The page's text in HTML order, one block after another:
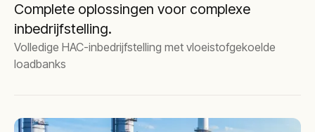
Complete oplossingen voor complexe
inbedrijfstelling.
Volledige HAC-inbedrijfstelling met vloeistofgekoelde
loadbanks